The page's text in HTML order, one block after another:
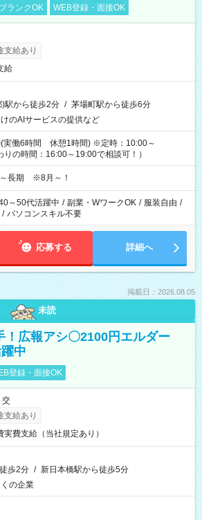
ブランクOK WEB登録・面接OK
支給あり
給
駅から徒歩2分 / 茅場町駅から徒歩6分
のAIサービスの提供など
実働6時間 休憩1時間) ※定時：10:00～
の時間：16:00～19:00で相談可！）
～長期 ※8月～！
～50代活躍中 / 副業・WワークOK / 服装自由 /
/ パソコンスキル不要
応募する 詳細へ
掲載日：2026.08.05
未読
！広報アシ〇2100円エルダー
中
登録・面接OK
交
支給あり
実費支給（当社規定あり）
歩2分 / 新日本橋駅から徒歩5分
の企業